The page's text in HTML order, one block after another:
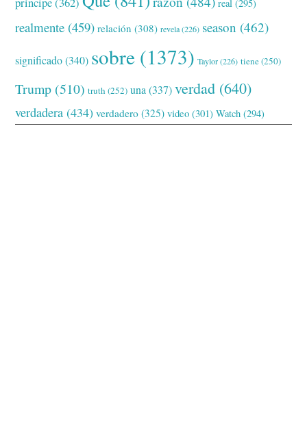
real (295)
realmente (459) relación (308) revela(226) season (462)
significado(340) sobre (1373) Taylor(226) tiene(250)
Trump (510) truth (252) una (337) verdad (640)
verdadera (434) verdadero (325) video (301) Watch (294)